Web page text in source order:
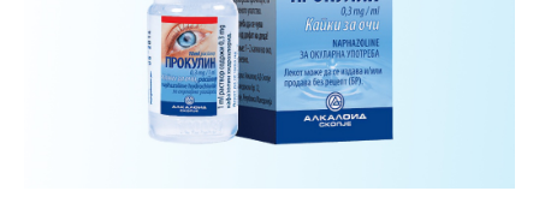
Медицински апрати
Нега на кожа